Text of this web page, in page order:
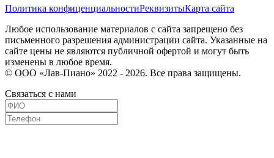
Политика конфиценциальностиРеквизитыКарта сайта
Любое использование материалов с сайта запрещено без
письменного разрешения администрации сайта. Указанные на
сайте цены не являются публичной офертой и могут быть
изменены в любое время.
© ООО «Лав-Пиано» 2022 - 2026. Все права защищены.
Связаться с нами